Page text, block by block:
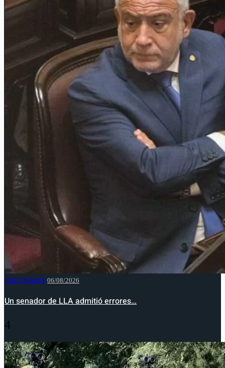
NACIONALES 06/08/2026
Un senador de LLA admitió errores…
4